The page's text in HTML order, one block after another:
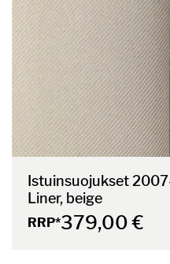
Istuinsuojukset
Liner, beige
RRP*379,00 €